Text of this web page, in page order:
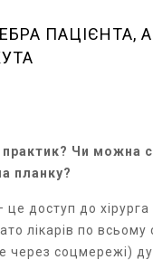
ПАЦІЄНТА,
практик? Чи
планку?
це доступ до
лікарів по всьому
через соцмережі)